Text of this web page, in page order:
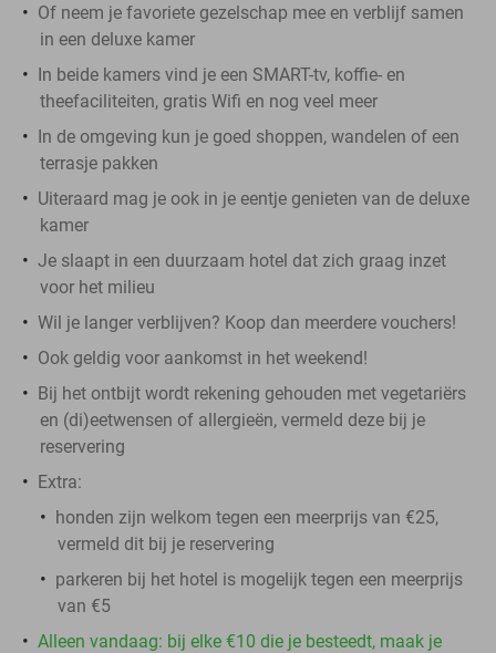
Of neem je favoriete gezelschap mee en verblijf samen
in een deluxe kamer
In beide kamers vind je een SMART-tv, koffie- en
theefaciliteiten, gratis Wifi en nog veel meer
In de omgeving kun je goed shoppen, wandelen of een
terrasje pakken
Uiteraard mag je ook in je eentje genieten van de deluxe
kamer
Je slaapt in een duurzaam hotel dat zich graag inzet
voor het milieu
Wil je langer verblijven? Koop dan meerdere vouchers!
Ook geldig voor aankomst in het weekend!
Bij het ontbijt wordt rekening gehouden met vegetariërs
en (di)eetwensen of allergieën, vermeld deze bij je
reservering
Extra:
honden zijn welkom tegen een meerprijs van €25,
vermeld dit bij je reservering
parkeren bij het hotel is mogelijk tegen een meerprijs
van €5
Alleen vandaag: bij elke €10 die je besteedt, maak je